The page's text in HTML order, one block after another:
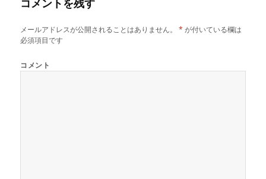
メールアドレスが公開されることはありません。 * が付いている欄は
必須項目です
コメント